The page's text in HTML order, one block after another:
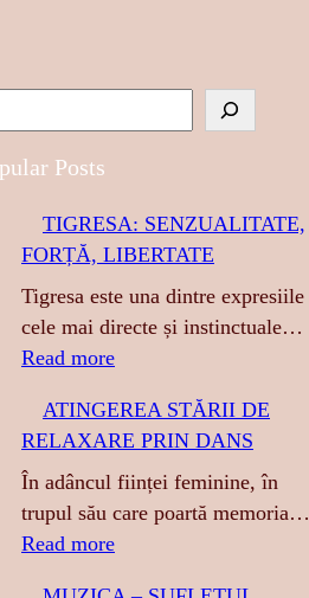
Posts
TIGRESA: SENZUALITATE,
FORȚĂ, LIBERTATE
Tigresa este una dintre expresiile
cele mai directe și instinctuale…
Read more:
I
G
R
E
S
ATINGEREA STĂRII DE
RELAXARE PRIN DANS
În adâncul ființei feminine, în
trupul său care poartă memoria…
Read more: